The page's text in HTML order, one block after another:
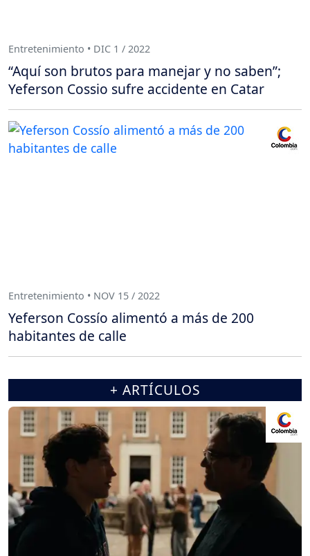
Entretenimiento • DIC 1 / 2022
“Aquí son brutos para manejar y no saben”;
Yeferson Cossio sufre accidente en Catar
Entretenimiento • NOV 15 / 2022
Yeferson Cossío alimentó a más de 200
habitantes de calle
+ ARTÍCULOS